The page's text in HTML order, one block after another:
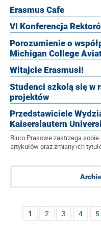
Erasmus Cafe
VI Konferencja
Porozumienie o
Michigan College
Witajcie Erasmusi!
Studenci szkolą się w
projektów
Przedstawiciele
Kaiserslautern
Biuro Prasowe zastrzega
artykułów oraz zmiany ich
1 2 3 4 5